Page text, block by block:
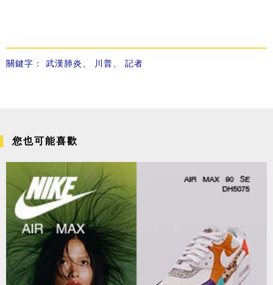
關鍵字： 武漢肺炎 川普 記者
您也可能喜歡